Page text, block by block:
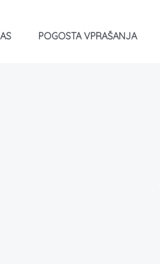
POGOSTA VPRAŠANJA